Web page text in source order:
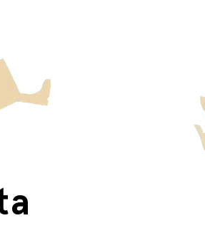
frakten för dessa varor visas i